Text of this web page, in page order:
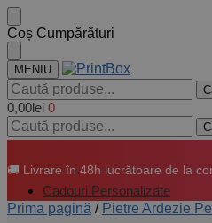
Coș Cumpărături
MENIU
0,00lei 0
Cadouri Personalizate
🚚 Livrare în 48h lucrătoare de la
Prima pagină / Pietre Ardezie